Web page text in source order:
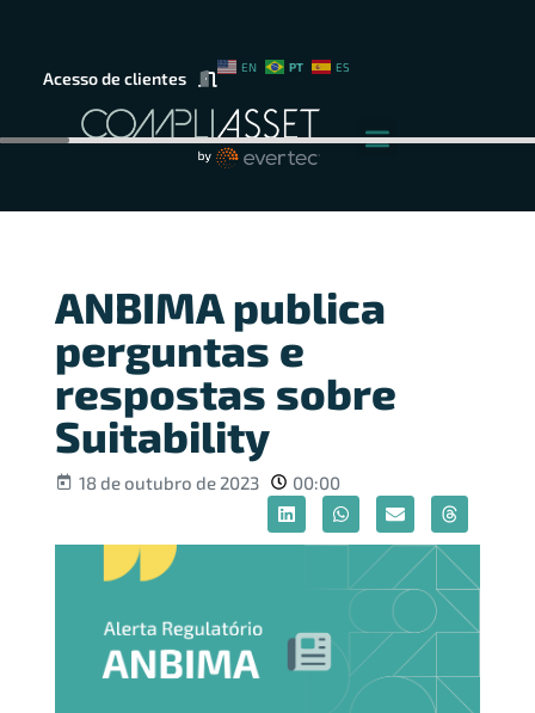
Acesso de clientes
EN PT ES
ANBIMA publica
perguntas e
respostas sobre
Suitability
18 de outubro de 2023 00:00